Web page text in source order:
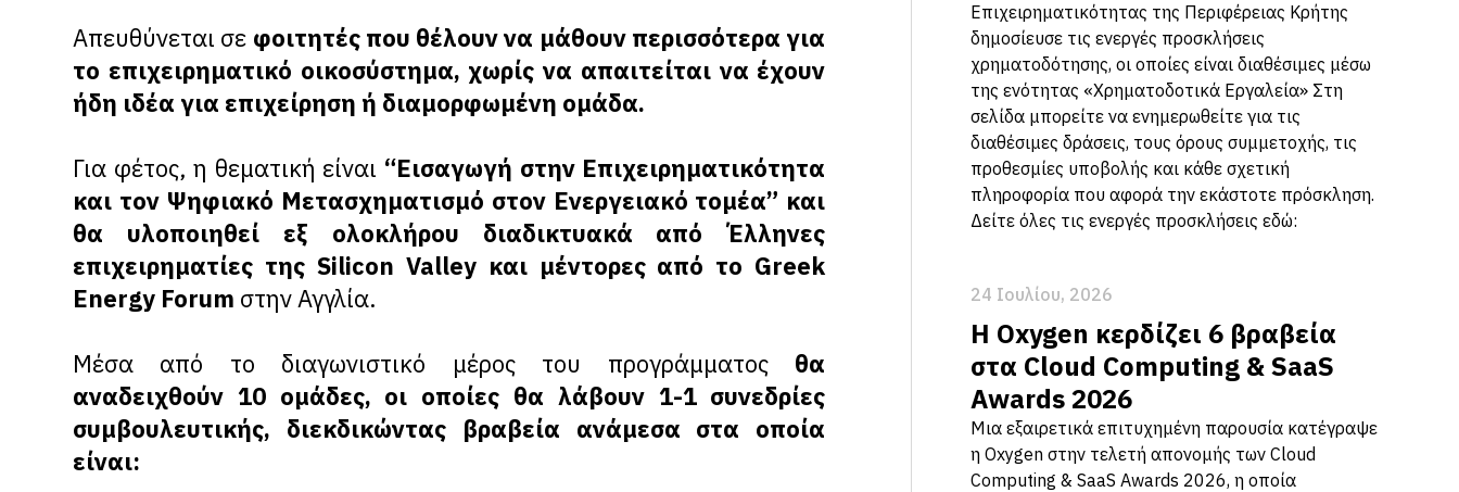
Απευθύνεται σε φοιτητές που θέλουν να μάθουν περισσότερα για
το επιχειρηματικό οικοσύστημα, χωρίς να απαιτείται να έχουν
ήδη ιδέα για επιχείρηση ή διαμορφωμένη ομάδα.
Για φέτος, η θεματική είναι “Εισαγωγή στην Επιχειρηματικότητα
και τον Ψηφιακό Μετασχηματισμό στον Ενεργειακό τομέα” και
θα υλοποιηθεί εξ ολοκλήρου διαδικτυακά από Έλληνες
επιχειρηματίες της Silicon Valley και μέντορες από το Greek
Energy Forum στην Αγγλία.
Μέσα από το διαγωνιστικό μέρος του προγράμματος θα
αναδειχθούν 10 ομάδες, οι οποίες θα λάβουν 1-1 συνεδρίες
συμβουλευτικής, διεκδικώντας βραβεία ανάμεσα στα οποία
είναι:
Επιχειρηματικότητας της Περιφέρειας Κρήτης
δημοσίευσε τις ενεργές προσκλήσεις
χρηματοδότησης, οι οποίες είναι διαθέσιμες μέσω
της ενότητας «Χρηματοδοτικά Εργαλεία» Στη
σελίδα μπορείτε να ενημερωθείτε για τις
διαθέσιμες δράσεις, τους όρους συμμετοχής, τις
προθεσμίες υποβολής και κάθε σχετική
πληροφορία που αφορά την εκάστοτε πρόσκληση.
Δείτε όλες τις ενεργές προσκλήσεις εδώ:
24 Ιουλίου, 2026
Η Oxygen κερδίζει 6 βραβεία
στα Cloud Computing & SaaS
Awards 2026
Μια εξαιρετικά επιτυχημένη παρουσία κατέγραψε
η Oxygen στην τελετή απονομής των Cloud
Computing & SaaS Awards 2026, η οποία